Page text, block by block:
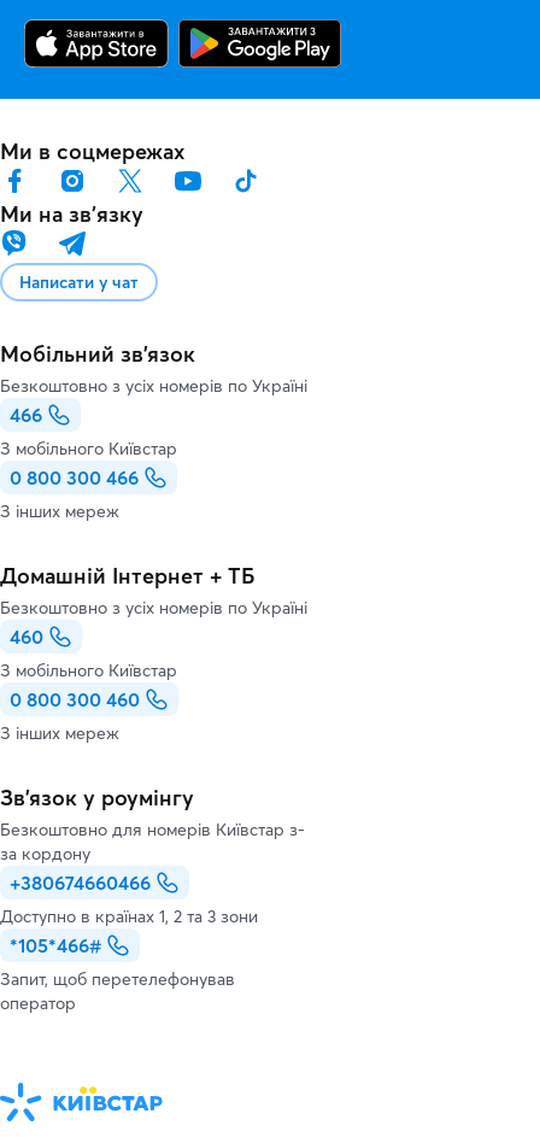
Ми в соцмережах
Ми на звʼязку
Написати у чат
Мобільний зв'язок
Безкоштовно з усіх номерів по Україні
466
З мобільного Київстар
0 800 300 466
З інших мереж
Домашній Інтернет + ТБ
Безкоштовно з усіх номерів по Україні
460
З мобільного Київстар
0 800 300 460
З інших мереж
Зв’язок у роумінгу
Безкоштовно для номерів Київстар з-
за кордону
+380674660466
Доступно в країнах 1, 2 та 3 зони
*105*466#
Запит, щоб перетелефонував
оператор